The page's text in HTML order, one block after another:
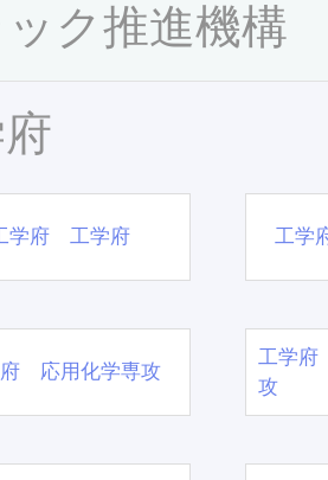
ック推進機構
学府 工学府 工学
応用化学専攻
工学府
攻